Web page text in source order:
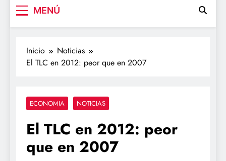
MENÚ
Inicio
Noticias
El TLC en 2012: peor que en 2007
ECONOMIA NOTICIAS
El TLC en 2012: peor
que en 2007